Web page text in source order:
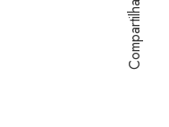
Compartilhar